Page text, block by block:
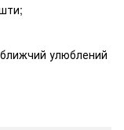
улюблений